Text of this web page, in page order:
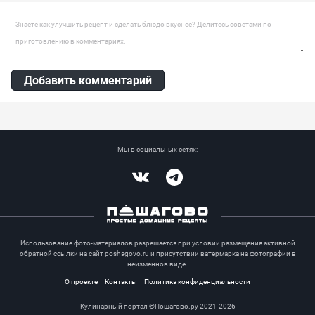
Оставить комментарий
Добавить комментарий
Мы в социальных сетях:
Использование фото-материалов разрешается при условии размещения активной
обратной ссылки на сайт poshagovo.ru и присутствии ватермарка на фотографии в
неизменнов виде.
О проекте
Контакты Политика конфиденциальности
Кулинарный портал ©Пошагово.ру 2021-2026